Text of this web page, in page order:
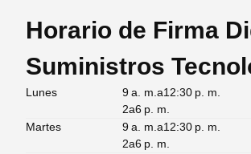
Horario de Firma
Suministros
Lunes
9 a. m.a12:30 p. m.
2a6 p. m.
Martes
9 a. m.a12:30 p. m.
2a6 p. m.